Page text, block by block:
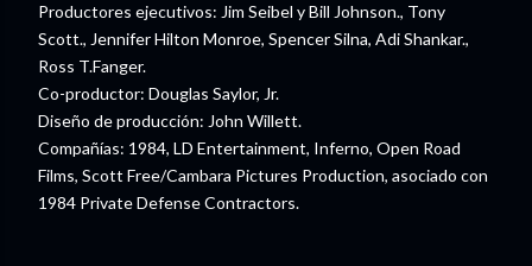
Productores ejecutivos: Jim Seibel y Bill Johnson., Tony
Scott., Jennifer Hilton Monroe, Spencer Silna, Adi Shankar.,
Ross T.Fanger.
Co-productor: Douglas Saylor, Jr.
Diseño de producción: John Willett.
Compañías: 1984, LD Entertainment, Inferno, Open Road
Films, Scott Free/Cambara Pictures Production, asociado con
1984 Private Defense Contractors.